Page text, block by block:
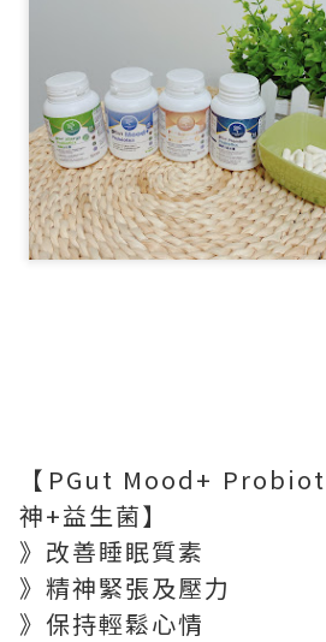
【PGut Mood+
神+益生菌】
》改善睡眠質素
》精神緊張及壓力
》保持輕鬆心情